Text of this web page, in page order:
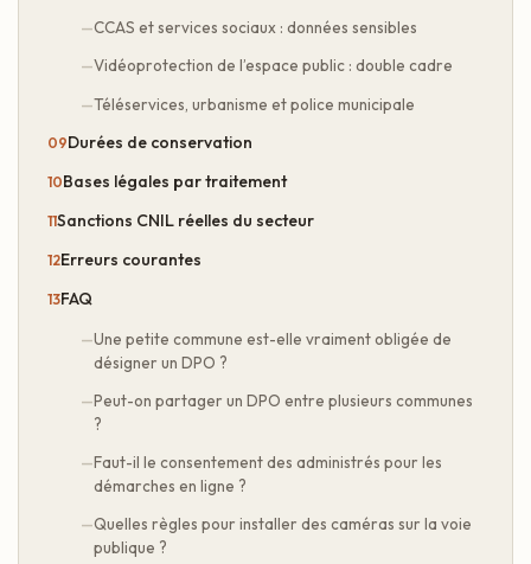
CCAS et services sociaux : données sensibles
Vidéoprotection de l’espace public : double cadre
Téléservices, urbanisme et police municipale
Durées de conservation
Bases légales par traitement
Sanctions CNIL réelles du secteur
Erreurs courantes
FAQ
Une petite commune est-elle vraiment obligée de
désigner un DPO ?
Peut-on partager un DPO entre plusieurs communes
?
Faut-il le consentement des administrés pour les
démarches en ligne ?
Quelles règles pour installer des caméras sur la voie
publique ?